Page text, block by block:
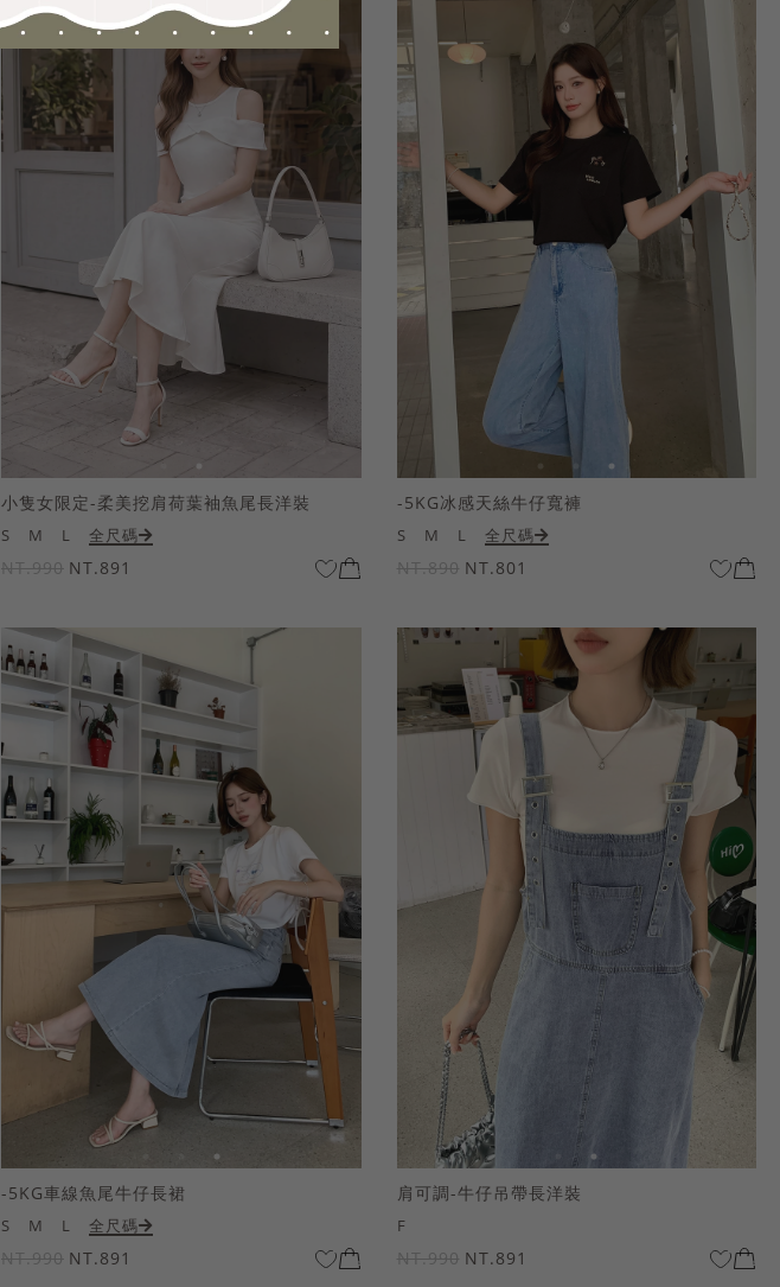
小隻女限定-柔美挖肩荷葉袖魚尾長洋裝
S M L 全尺碼
NT.990 NT.891
-5KG冰感天絲牛仔寬褲
S M L 全尺碼
NT.890 NT.801
-5KG車線魚尾牛仔長裙
S M L 全尺碼
NT.990 NT.891
肩可調-牛仔吊帶長洋裝
F
NT.990 NT.891